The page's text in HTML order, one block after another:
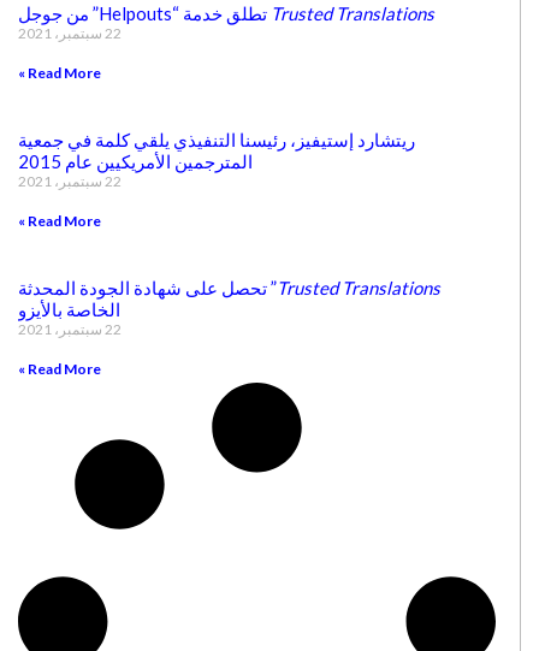
Trusted Translations تطلق خدمة “Helpouts” من جوجل
22 سبتمبر، 2021
Read More »
ريتشارد إستيفيز، رئيسنا التنفيذي يلقي كلمة في جمعية
المترجمين الأمريكيين عام 2015
22 سبتمبر، 2021
Read More »
Trusted Translations” تحصل على شهادة الجودة المحدثة
الخاصة بالأيزو
22 سبتمبر، 2021
Read More »